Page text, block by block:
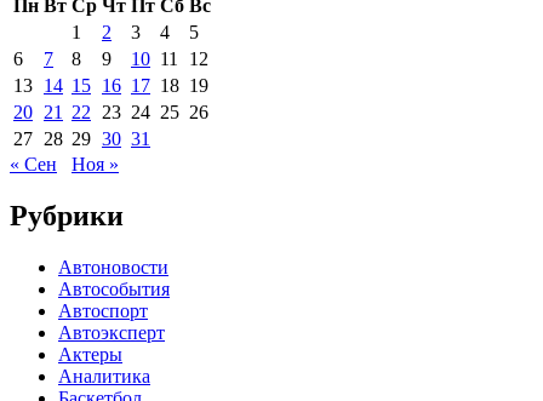
Пн Вт Ср Чт Пт Сб Вс
1
2 3 4
5
6
7 8 9 10 11
12
13 14 15 16 17 18 19
20 21 22 23 24 25 26
27 28 29 30 31
« Сен
Ноя »
Рубрики
Автоновости
Автособытия
Автоспорт
Автоэксперт
Актеры
Аналитика